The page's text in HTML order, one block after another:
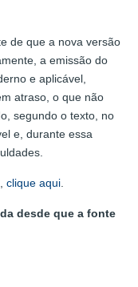
de que a nova versão
a emissão do
e aplicável,
atraso, o que não
segundo o texto, no
e, durante essa
clique aqui
desde que a fonte